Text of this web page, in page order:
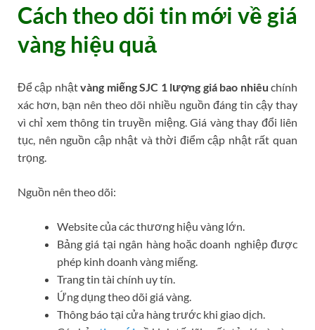
Cách theo dõi tin mới về giá
vàng hiệu quả
Để cập nhậtvàng miếng SJC 1 lượng giá bao nhiêu chính
xác hơn, bạn nên theo dõi nhiều nguồn đáng tin cậy thay
vì chỉ xem thông tin truyền miệng. Giá vàng thay đổi liên
tục, nên nguồn cập nhật và thời điểm cập nhật rất quan
trọng.
Nguồn nên theo dõi:
Website của các thương hiệu vàng lớn.
Bảng giá tại ngân hàng hoặc doanh nghiệp được
phép kinh doanh vàng miếng.
Trang tin tài chính uy tín.
Ứng dụng theo dõi giá vàng.
Thông báo tại cửa hàng trước khi giao dịch.